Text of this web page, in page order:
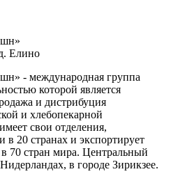
Елино
- международная группа
которой является
и дистрибуция
и хлебопекарной
свои отделения,
20 странах и экспортирует
70 стран мира. Центральный
в городе Зирикзее.